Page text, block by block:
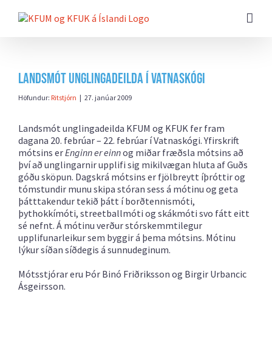
beint
Landsmót unglingadeilda í Vatnaskógi
Höfundur: Ritstjórn | 27. janúar 2009
Landsmót unglingadeilda KFUM og KFUK fer fram
dagana 20. febrúar – 22. febrúar í Vatnaskógi. Yfirskrift
mótsins erEnginn er einnog miðar fræðsla mótsins að
því að unglingarnir upplifi sig mikilvægan hluta af Guðs
góðu sköpun. Dagskrá mótsins er fjölbreytt íþróttir og
tómstundir munu skipa stóran sess á mótinu og geta
þátttakendur tekið þátt í borðtennismóti,
þythokkímóti, streetballmóti og skákmóti svo fátt eitt
sé nefnt. Á mótinu verður stórskemmtilegur
upplifunarleikur sem byggir á þema mótsins. Mótinu
lýkur síðan síðdegis á sunnudeginum.
Mótsstjórar eru Þór Binó Friðriksson og Birgir Urbancic
Ásgeirsson.